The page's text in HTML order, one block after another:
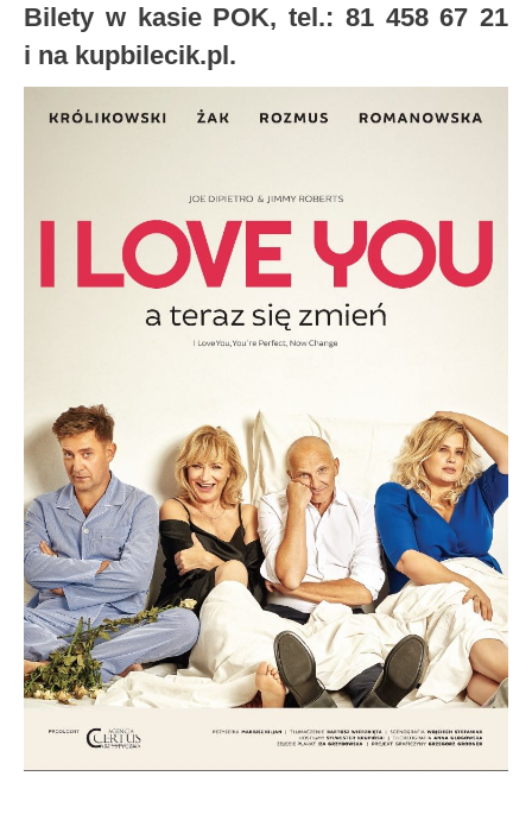
Bilety w kasie POK, tel.: 81 458 67 21
i na kupbilecik.pl.